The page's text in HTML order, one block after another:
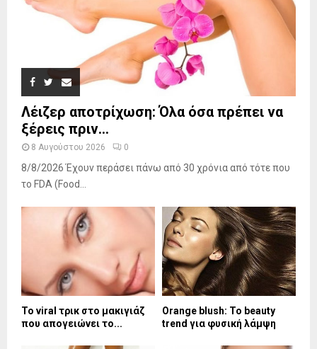
Λέιζερ αποτρίχωση: Όλα όσα πρέπει να
ξέρεις πριν...
8 Αυγούστου 2026 0
8/8/2026 Έχουν περάσει πάνω από 30 χρόνια από τότε που
το FDA (Food...
Το viral τρικ στο μακιγιάζ
που απογειώνει το...
Orange blush: Το beauty
trend για φυσική λάμψη